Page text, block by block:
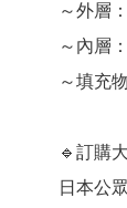
～外層
～內層
～填充
🔹訂購
日本公